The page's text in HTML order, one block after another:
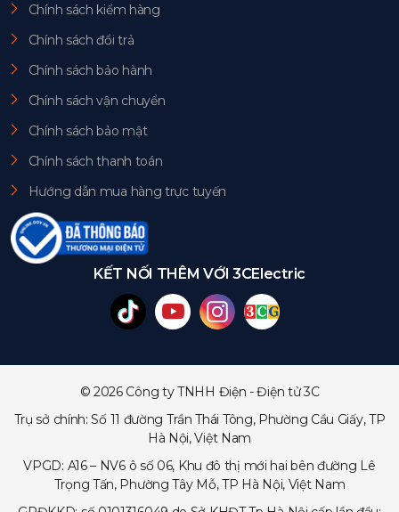
Chính sách kiểm hàng
Chính sách đổi trả
Chính sách bảo hành
Chính sách vận chuyển
Chính sách bảo mật
Chính sách thanh toán
Hướng dẫn mua hàng trực tuyến
KẾT NỐI THÊM VỚI 3CElectric
© 2026 Công ty TNHH Điện - Điện tử 3C
Trụ sở chính: Số 11 đường Trần Thái Tông, Phường Cầu Giấy, TP
Hà Nội, Việt Nam
VPGD: A16 – NV6 ô số 06, Khu đô thị mới hai bên đường Lê
Trọng Tấn, Phường Tây Mỗ, TP Hà Nội, Việt Nam